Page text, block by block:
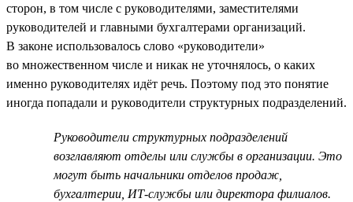
сторон, в том числе с руководителями, заместителями
руководителей и главными бухгалтерами организаций.
В законе использовалось слово «руководители»
во множественном числе и никак не уточнялось, о каких
именно руководителях идёт речь. Поэтому под это понятие
иногда попадали и руководители структурных подразделений.
Руководители структурных подразделений
возглавляют отделы или службы в организации. Это
могут быть начальники отделов продаж,
бухгалтерии, ИТ-службы или директора филиалов.